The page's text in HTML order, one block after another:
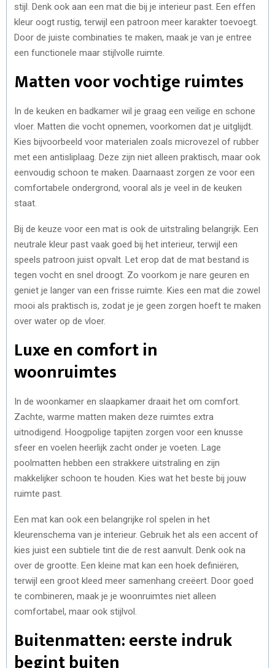
stijl. Denk ook aan een mat die bij je interieur past. Een effen
kleur oogt rustig, terwijl een patroon meer karakter toevoegt.
Door de juiste combinaties te maken, maak je van je entree
een functionele maar stijlvolle ruimte.
Matten voor vochtige ruimtes
In de keuken en badkamer wil je graag een veilige en schone
vloer. Matten die vocht opnemen, voorkomen dat je uitglijdt.
Kies bijvoorbeeld voor materialen zoals microvezel of rubber
met een antisliplaag. Deze zijn niet alleen praktisch, maar ook
eenvoudig schoon te maken. Daarnaast zorgen ze voor een
comfortabele ondergrond, vooral als je veel in de keuken
staat.
Bij de keuze voor een mat is ook de uitstraling belangrijk. Een
neutrale kleur past vaak goed bij het interieur, terwijl een
speels patroon juist opvalt. Let erop dat de mat bestand is
tegen vocht en snel droogt. Zo voorkom je nare geuren en
geniet je langer van een frisse ruimte. Kies een mat die zowel
mooi als praktisch is, zodat je je geen zorgen hoeft te maken
over water op de vloer.
Luxe en comfort in
woonruimtes
In de woonkamer en slaapkamer draait het om comfort.
Zachte, warme matten maken deze ruimtes extra
uitnodigend. Hoogpolige tapijten zorgen voor een knusse
sfeer en voelen heerlijk zacht onder je voeten. Lage
poolmatten hebben een strakkere uitstraling en zijn
makkelijker schoon te houden. Kies wat het beste bij jouw
ruimte past.
Een mat kan ook een belangrijke rol spelen in het
kleurenschema van je interieur. Gebruik het als een accent of
kies juist een subtiele tint die de rest aanvult. Denk ook na
over de grootte. Een kleine mat kan een hoek definiëren,
terwijl een groot kleed meer samenhang creëert. Door goed
te combineren, maak je je woonruimtes niet alleen
comfortabel, maar ook stijlvol.
Buitenmatten: eerste indruk